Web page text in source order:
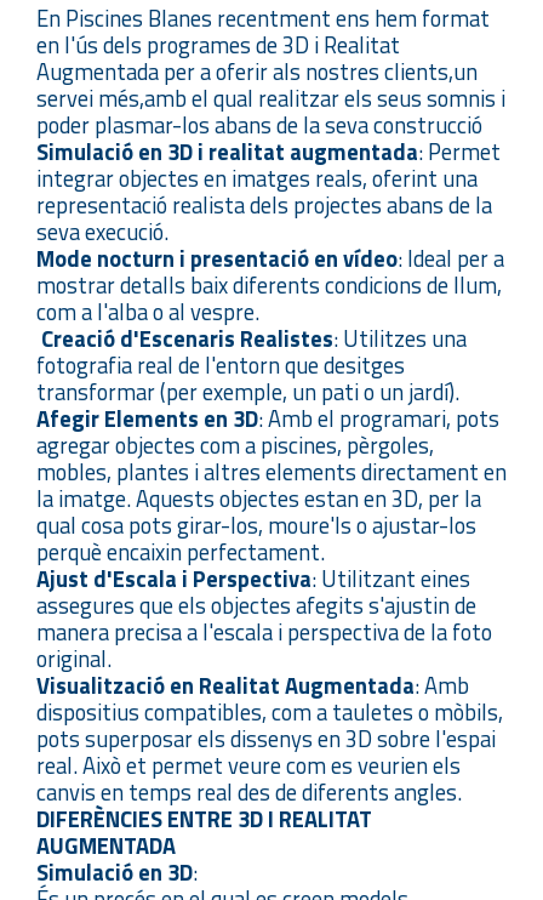
En Piscines Blanes recentment ens hem format
en l'ús dels programes de 3D i Realitat
Augmentada per a oferir als nostres clients,un
servei més,amb el qual realitzar els seus somnis i
poder plasmar-los abans de la seva construcció
Simulació en 3D i realitat augmentada: Permet
integrar objectes en imatges reals, oferint una
representació realista dels projectes abans de la
seva execució.
Mode nocturn i presentació en vídeo: Ideal per a
mostrar detalls baix diferents condicions de llum,
com a l'alba o al vespre.
Creació d'Escenaris Realistes: Utilitzes una
fotografia real de l'entorn que desitges
transformar (per exemple, un pati o un jardí).
Afegir Elements en 3D: Amb el programari, pots
agregar objectes com a piscines, pèrgoles,
mobles, plantes i altres elements directament en
la imatge. Aquests objectes estan en 3D, per la
qual cosa pots girar-los, moure'ls o ajustar-los
perquè encaixin perfectament.
Ajust d'Escala i Perspectiva: Utilitzant eines
assegures que els objectes afegits s'ajustin de
manera precisa a l'escala i perspectiva de la foto
original.
Visualització en Realitat Augmentada: Amb
dispositius compatibles, com a tauletes o mòbils,
pots superposar els dissenys en 3D sobre l'espai
real. Això et permet veure com es veurien els
canvis en temps real des de diferents angles.
DIFERÈNCIES ENTRE 3D I REALITAT
AUGMENTADA
Simulació en 3D: